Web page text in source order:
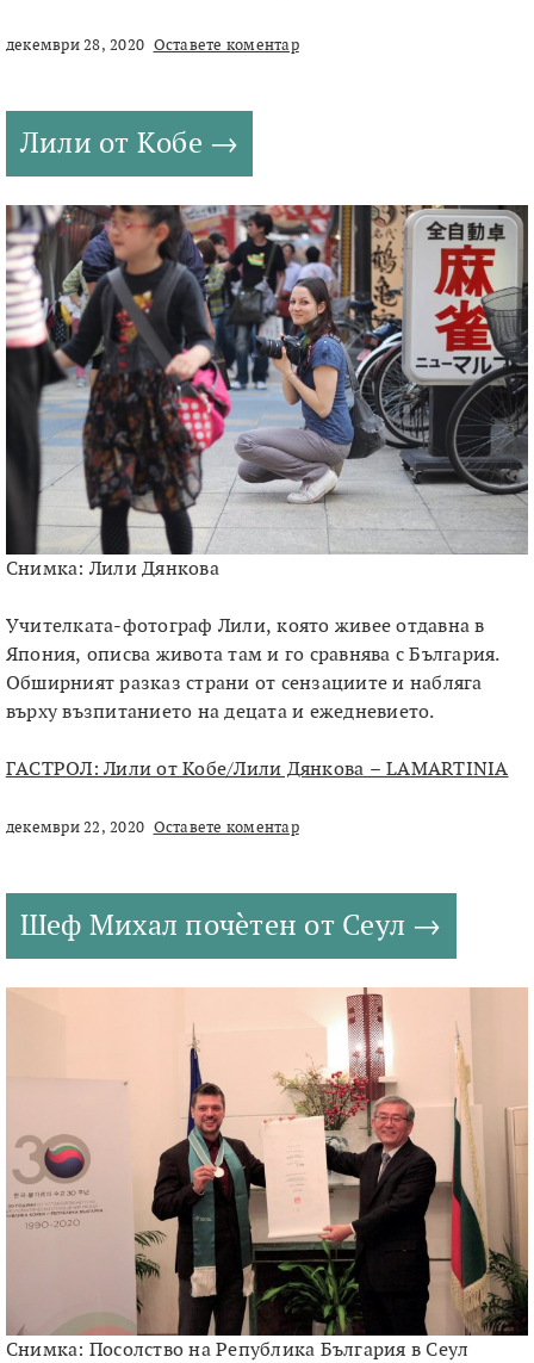
декември 28, 2020 Оставете коментар
Лили от Кобе
Снимка: Лили Дянкова
Учителката-фотограф Лили, която живее отдавна в
Япония, описва живота там и го сравнява с България.
Обширният разказ страни от сензациите и набляга
върху възпитанието на децата и ежедневието.
ГАСТРОЛ: Лили от Кобе/Лили Дянкова – LAMARTINIA
декември 22, 2020 Оставете коментар
Шеф Михал почѐтен от Сеул
Снимка: Посолство на Република България в Сеул